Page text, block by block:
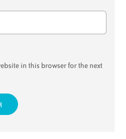
in this browser for the next